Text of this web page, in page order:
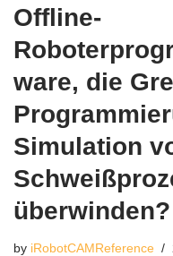
Offline-
ware, die
Simulation
überwinden?
by iRobotCAMReference